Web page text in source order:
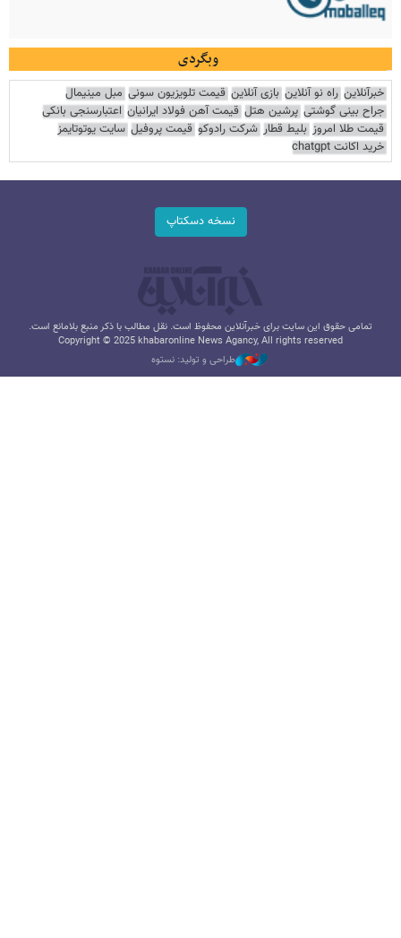
وبگردی
خبرآنلاین راه نو آنلاین بازی آنلاین قیمت تلویزیون سونی مبل مینیمال
جراح بینی گوشتی پرشین هتل قیمت آهن فولاد ایرانیان اعتبارسنجی بانکی
قیمت طلا امروز بلیط قطار شرکت رادوکو قیمت پروفیل سایت یوتوتایمز
خرید اکانت chatgpt
نسخه دسکتاپ
تمامی حقوق این سایت برای خبرآنلاین محفوظ است. نقل مطالب با ذکر منبع بلامانع است.
Copyright © 2025 khabaronline News Agancy, All rights reserved
طراحی و تولید: نستوه